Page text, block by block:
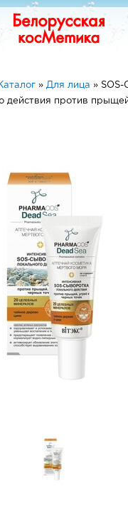
» Для лица » SOS-
действия против